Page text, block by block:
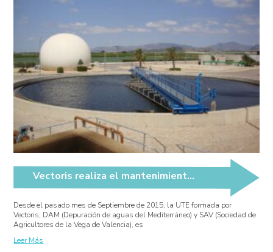
Vectoris realiza el mantenimiento de las EDARS de Molina de Segura y Alguazas, en UTE con SAV y DAM.
Desde el pasado mes de Septiembre de 2015, la UTE formada por
Vectoris, DAM (Depuración de aguas del Mediterráneo) y SAV (Sociedad de
Agricultores de la Vega de Valencia), es
Leer Más